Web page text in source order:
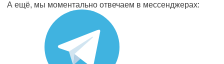
А ещё, мы моментально отвечаем в мессенджерах: